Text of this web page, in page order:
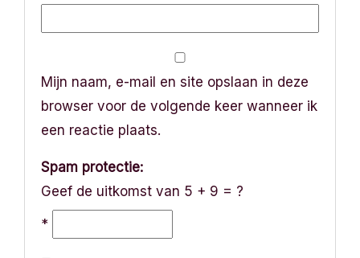
Mijn naam, e-mail en site opslaan in deze
browser voor de volgende keer wanneer ik
een reactie plaats.
Spam protectie:
Geef de uitkomst van 5 + 9 = ?
*